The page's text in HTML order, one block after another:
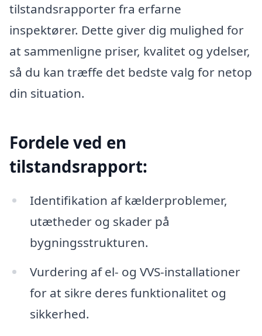
tilstandsrapporter fra erfarne
inspektører. Dette giver dig mulighed for
at sammenligne priser, kvalitet og ydelser,
så du kan træffe det bedste valg for netop
din situation.
Fordele ved en
tilstandsrapport:
Identifikation af kælderproblemer,
utætheder og skader på
bygningsstrukturen.
Vurdering af el- og VVS-installationer
for at sikre deres funktionalitet og
sikkerhed.